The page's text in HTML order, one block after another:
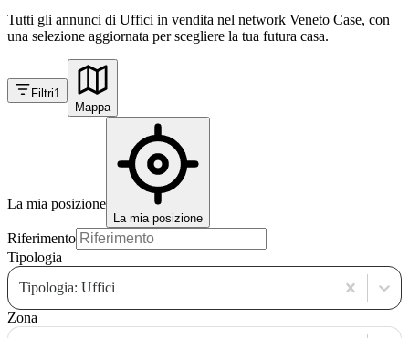
Tutti gli annunci di Uffici in vendita nel network Veneto Case, con
una selezione aggiornata per scegliere la tua futura casa.
Filtri1
Mappa
La mia posizione
La mia posizione
Riferimento
Tipologia
Tipologia: Uffici
Zona